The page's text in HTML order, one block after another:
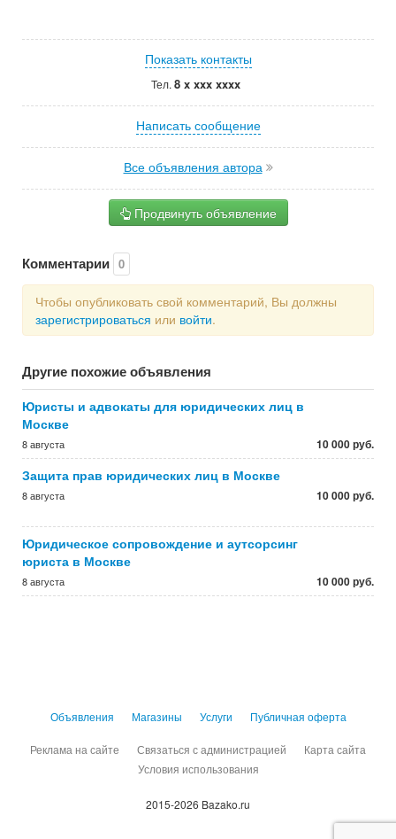
Показать контакты
Тел. 8 x xxx xxxx
Написать сообщение
Все объявления автора
Продвинуть объявление
Комментарии 0
Чтобы опубликовать свой комментарий, Вы должны
зарегистрироваться или войти.
Другие похожие объявления
Юристы и адвокаты для юридических лиц в
Москве
8 августа 10 000 руб.
Защита прав юридических лиц в Москве
8 августа 10 000 руб.
Юридическое сопровождение и аутсорсинг
юриста в Москве
8 августа 10 000 руб.
Объявления Магазины Услуги Публичная оферта
Реклама на сайте Связаться с администрацией
Карта сайта
Условия использования
2015-2026 Bazako.ru